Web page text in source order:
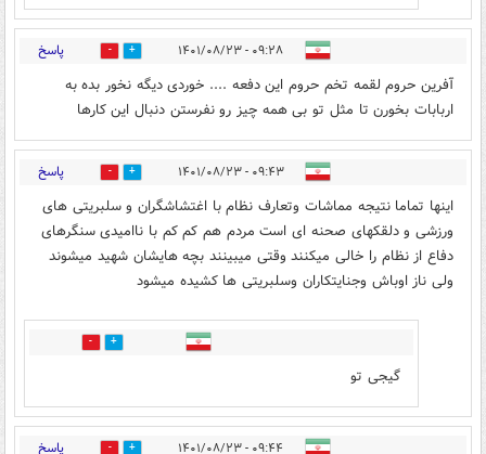
۰۹:۲۸ - ۱۴۰۱/۰۸/۲۳ 15 پاسخ
آفرین حروم لقمه تخم حروم این دفعه .... خوردی دیگه نخور بده به
اربابات بخورن تا مثل تو بی همه چیز رو نفرستن دنبال این کارها
۰۹:۴۳ - ۱۴۰۱/۰۸/۲۳ 14 پاسخ
اینها تماما نتیجه مماشات وتعارف نظام با اغتشاشگران و سلبریتی های
ورزشی و دلقکهای صحنه ای است مردم هم کم کم با ناامیدی سنگرهای
دفاع از نظام را خالی میکنند وقتی میبینند بچه هایشان شهید میشوند
ولی ناز اوباش وجنایتکاران وسلبریتی ها کشیده میشود
0
گیجی تو
۰۹:۴۴ - ۱۴۰۱/۰۸/۲۳ 20 پاسخ